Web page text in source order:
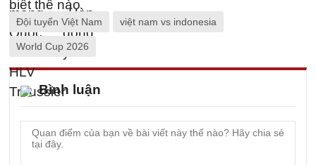
Đội tuyển Việt Nam việt nam vs indonesia
World Cup 2026
Bình luận